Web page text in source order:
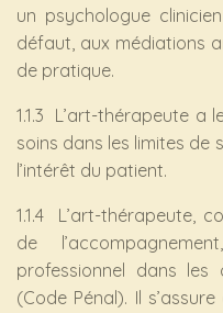
un psychologue
défaut, aux médiations
de pratique.
1.1.3 L’art-thérapeute a
soins dans les limites de
l’intérêt du patient.
1.1.4 L’art-thérapeute,
de
professionnel dans
(Code Pénal). Il